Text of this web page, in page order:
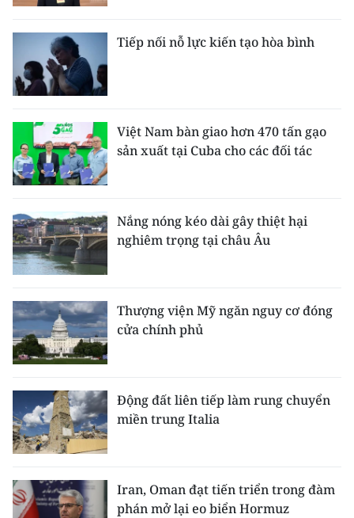
Tiếp nối nỗ lực kiến tạo hòa bình
Việt Nam bàn giao hơn 470 tấn gạo
sản xuất tại Cuba cho các đối tác
Nắng nóng kéo dài gây thiệt hại
nghiêm trọng tại châu Âu
Thượng viện Mỹ ngăn nguy cơ đóng
cửa chính phủ
Động đất liên tiếp làm rung chuyển
miền trung Italia
Iran, Oman đạt tiến triển trong đàm
phán mở lại eo biển Hormuz